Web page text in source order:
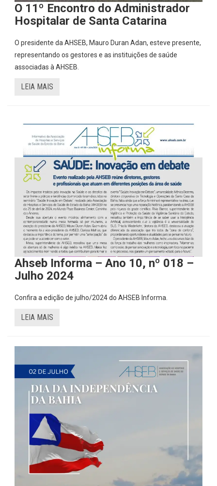
O 11º Encontro do Administrador
Hospitalar de Santa Catarina
O presidente da AHSEB, Mauro Duran Adan, esteve presente,
representando os gestores e as instituições de saúde
associadas à AHSEB.
LEIA MAIS
Ahseb Informa – Ano 10, nº 018 –
Julho 2024
Confira a edição de julho/2024 do AHSEB Informa.
LEIA MAIS